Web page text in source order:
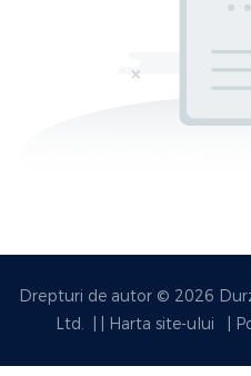
Drepturi de autor © 2026
Ltd.
Harta site-ului